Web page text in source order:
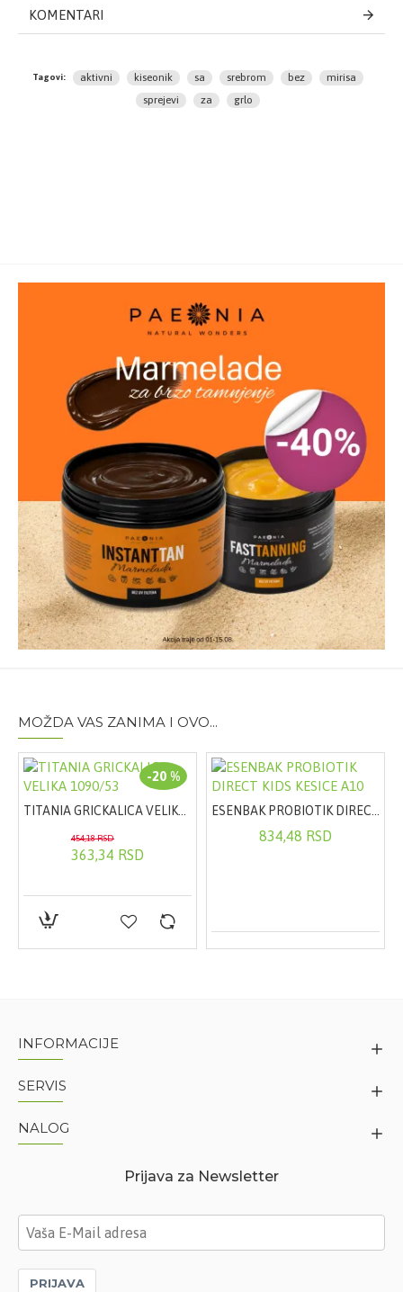
osećaj svežine.
Način upotrebe:
grlo, usta ili na desni, nekoliko puta u toku dana, po
antibakterijskim delovanjem
Proizvođač:
MaxLab
KOMENTARI
Tagovi: aktivni kiseonik sa srebrom bez
mirisa
sprejevi
za grlo
MOŽDA VAS ZANIMA I OVO...
-20 %
363,34 RSD
454,18 RSD 834,48 RSD
INFORMACIJE
SERVIS
NALOG
Prijava za Newsletter
PRIJAVA